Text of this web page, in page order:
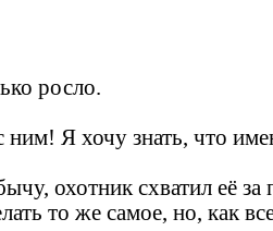
росло.
ним! Я хочу знать, что
охотник схватил её за
то же самое, но, как